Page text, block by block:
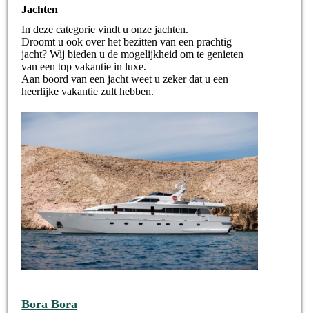
Jachten
In deze categorie vindt u onze jachten.
Droomt u ook over het bezitten van een prachtig
jacht? Wij bieden u de mogelijkheid om te genieten
van een top vakantie in luxe.
Aan boord van een jacht weet u zeker dat u een
heerlijke vakantie zult hebben.
Bora Bora